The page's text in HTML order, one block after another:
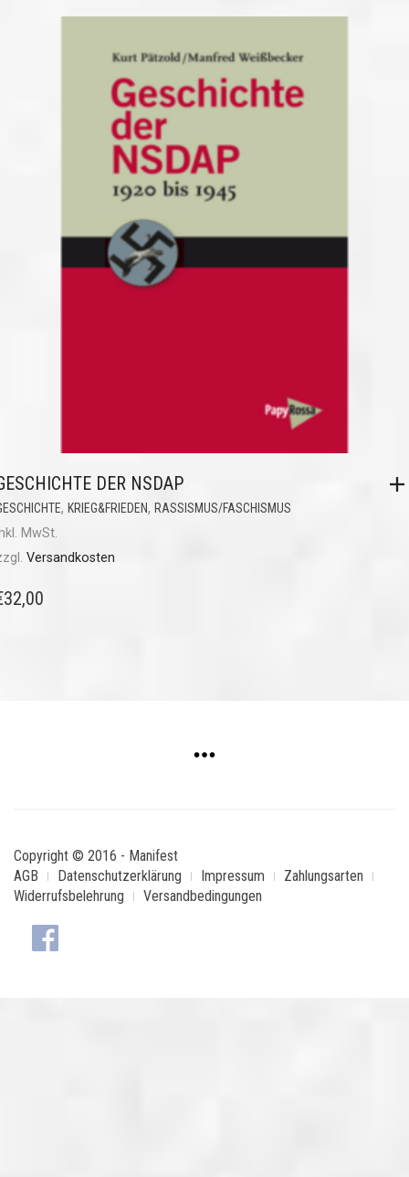
DER NSDAP
, KRIEG&FRIEDEN, RASSISMUS/FASCHISMUS
MwSt.
Versandkosten
32,00
Copyright © 2016 - Manifest
AGB
Datenschutzerklärung Impressum
Zahlungsarten
Widerrufsbelehrung
Versandbedingungen